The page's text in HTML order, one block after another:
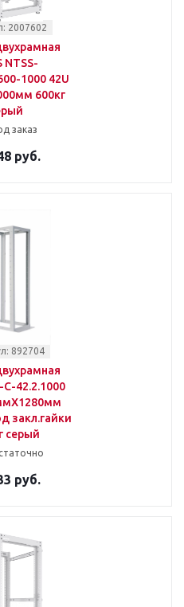
2007602
NTSS-
1000 42U
600кг
заказ
руб.
892704
42.2.1000
закл.гайки
серый
руб.